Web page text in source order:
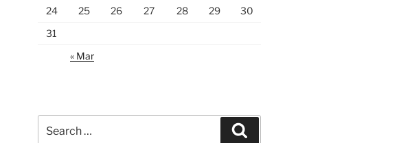
24
25 26 27 28 29
30
31
« Mar
for: